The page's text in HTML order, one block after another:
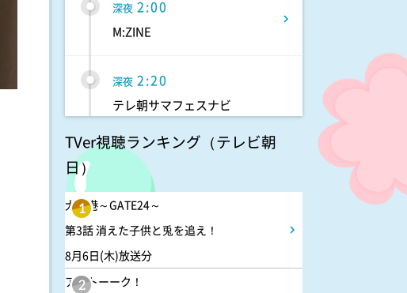
深夜 2:00
M:ZINE
深夜 2:20
テレ朝サマフェスナビ
深夜 2:22
全力!アオハル応援団
深夜 2:52
新日ちゃんぴおん! 天山広吉
クリニックでお悩み解決!
TVer視聴ランキング（テレビ朝
日）
1
大空港～GATE24～
第3話 消えた子供と兎を追え！
8月6日(木)放送分
2
アメトーーク！